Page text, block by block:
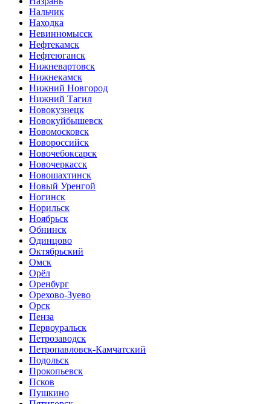
Нальчик
Находка
Невинномысск
Нефтекамск
Нефтеюганск
Нижневартовск
Нижнекамск
Нижний Новгород
Нижний Тагил
Новокузнецк
Новокуйбышевск
Новомосковск
Новороссийск
Новочебоксарск
Новочеркасск
Новошахтинск
Новый Уренгой
Ногинск
Норильск
Ноябрьск
Обнинск
Одинцово
Октябрьский
Омск
Орёл
Оренбург
Орехово-Зуево
Орск
Пенза
Первоуральск
Петрозаводск
Петропавловск-Камчатский
Подольск
Прокопьевск
Псков
Пушкино